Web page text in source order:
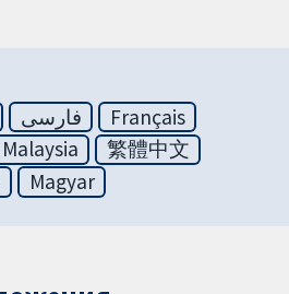
فارسی
Français
繁體中文
Magyar